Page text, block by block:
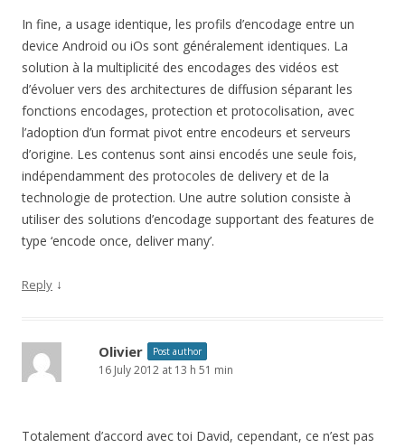
In fine, a usage identique, les profils d’encodage entre un
device Android ou iOs sont généralement identiques. La
solution à la multiplicité des encodages des vidéos est
d’évoluer vers des architectures de diffusion séparant les
fonctions encodages, protection et protocolisation, avec
l’adoption d’un format pivot entre encodeurs et serveurs
d’origine. Les contenus sont ainsi encodés une seule fois,
indépendamment des protocoles de delivery et de la
technologie de protection. Une autre solution consiste à
utiliser des solutions d’encodage supportant des features de
type ‘encode once, deliver many’.
Reply ↓
Olivier Post author
16 July 2012 at 13 h 51 min
Totalement d’accord avec toi David, cependant, ce n’est pas